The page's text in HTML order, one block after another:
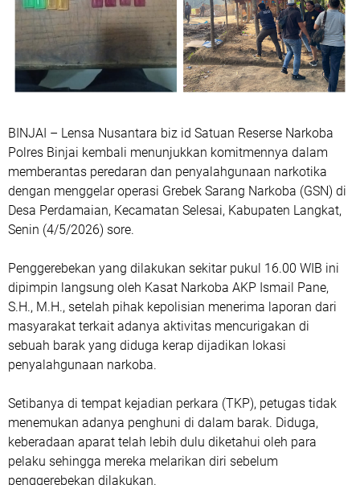
BINJAI – Lensa Nusantara biz id Satuan Reserse Narkoba
Polres Binjai kembali menunjukkan komitmennya dalam
memberantas peredaran dan penyalahgunaan narkotika
dengan menggelar operasi Grebek Sarang Narkoba (GSN) di
Desa Perdamaian, Kecamatan Selesai, Kabupaten Langkat,
Senin (4/5/2026) sore.
Penggerebekan yang dilakukan sekitar pukul 16.00 WIB ini
dipimpin langsung oleh Kasat Narkoba AKP Ismail Pane,
S.H., M.H., setelah pihak kepolisian menerima laporan dari
masyarakat terkait adanya aktivitas mencurigakan di
sebuah barak yang diduga kerap dijadikan lokasi
penyalahgunaan narkoba.
Setibanya di tempat kejadian perkara (TKP), petugas tidak
menemukan adanya penghuni di dalam barak. Diduga,
keberadaan aparat telah lebih dulu diketahui oleh para
pelaku sehingga mereka melarikan diri sebelum
penggerebekan dilakukan.